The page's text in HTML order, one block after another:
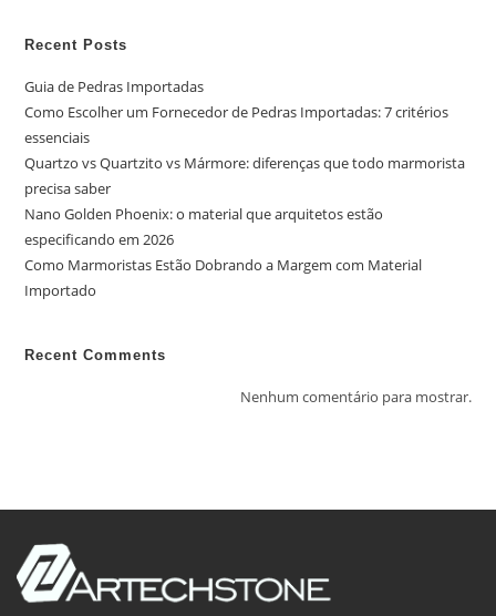
Recent Posts
Guia de Pedras Importadas
Como Escolher um Fornecedor de Pedras Importadas: 7 critérios
essenciais
Quartzo vs Quartzito vs Mármore: diferenças que todo marmorista
precisa saber
Nano Golden Phoenix: o material que arquitetos estão
especificando em 2026
Como Marmoristas Estão Dobrando a Margem com Material
Importado
Recent Comments
Nenhum comentário para mostrar.